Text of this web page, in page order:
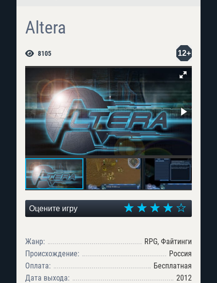
Altera
8105 12+
Оцените игру
Жанр:
RPG, Файтинги
Происхождение:
Россия
Оплата:
Бесплатная
Дата выхода:
2012